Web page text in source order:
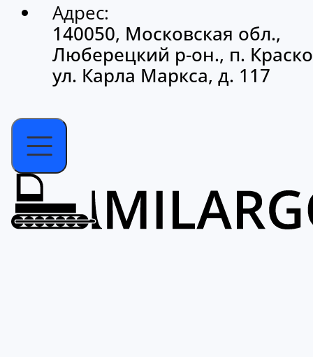
Адрес:
140050, Московская обл.,
Люберецкий р-он., п.
ул. Карла Маркса, д. 117